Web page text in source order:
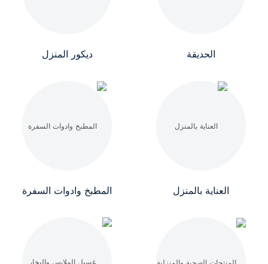
الحديقة ديكور المنزل
العناية بالمنزل المطبخ وادوات السفرة